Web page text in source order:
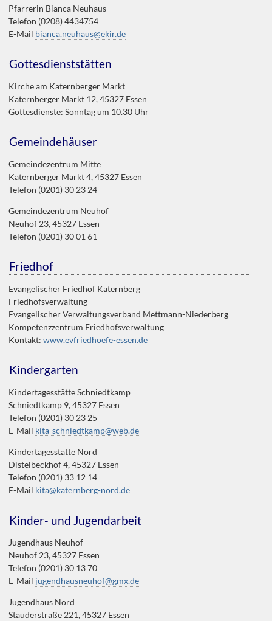
Pfarrerin Bianca Neuhaus
Telefon (0208) 4434754
E-Mail bianca.neuhaus@ekir.de
Gottesdienststätten
Kirche am Katernberger Markt
Katernberger Markt 12, 45327 Essen
Gottesdienste: Sonntag um 10.30 Uhr
Gemeindehäuser
Gemeindezentrum Mitte
Katernberger Markt 4, 45327 Essen
Telefon (0201) 30 23 24
Gemeindezentrum Neuhof
Neuhof 23, 45327 Essen
Telefon (0201) 30 01 61
Friedhof
Evangelischer Friedhof Katernberg
Friedhofsverwaltung
Evangelischer Verwaltungsverband Mettmann-Niederberg
Kompetenzzentrum Friedhofsverwaltung
Kontakt:www.evfriedhoefe-essen.de
Kindergarten
Kindertagesstätte Schniedtkamp
Schniedtkamp 9, 45327 Essen
Telefon (0201) 30 23 25
E-Mail kita-schniedtkamp@web.de
Kindertagesstätte Nord
Distelbeckhof 4, 45327 Essen
Telefon (0201) 33 12 14
E-Mail kita@katernberg-nord.de
Kinder- und Jugendarbeit
Jugendhaus Neuhof
Neuhof 23, 45327 Essen
Telefon (0201) 30 13 70
E-Mail jugendhausneuhof@gmx.de
Jugendhaus Nord
Stauderstraße 221, 45327 Essen